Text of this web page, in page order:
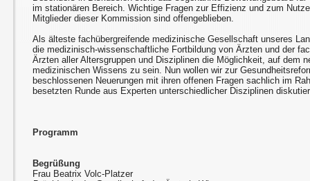
im stationären Bereich. Wichtige Fragen zur Effizienz und zum
Mitglieder dieser Kommission sind offengeblieben.
Als älteste fachübergreifende medizinische Gesellschaft unseres
die medizinisch-wissenschaftliche Fortbildung von Ärzten und der
Ärzten aller Altersgruppen und Disziplinen die Möglichkeit, auf dem
medizinischen Wissens zu sein. Nun wollen wir zur
beschlossenen Neuerungen mit ihren offenen Fragen sachlich im
besetzten Runde aus Experten unterschiedlicher Disziplinen
Programm
Begrüßung
Frau Beatrix Volc-Platzer